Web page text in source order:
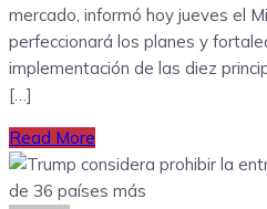
mercado, informó hoy jueves el
perfeccionará los planes y
implementación de las diez
[…]
Read More